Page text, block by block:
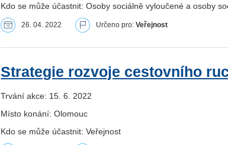
Kdo se může účastnit: Osoby sociálně vyloučené a osoby
26. 04. 2022 Určeno pro:Veřejnost
Strategie rozvoje cestovního
Trvání akce: 15. 6. 2022
Místo konání: Olomouc
Kdo se může účastnit: Veřejnost